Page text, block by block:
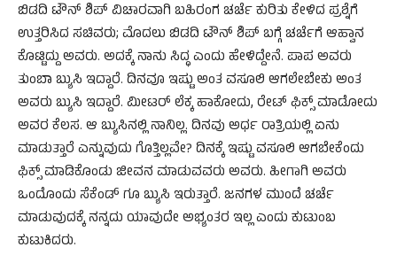
ಬಿಡದಿ ಟೌನ್ ಶಿಪ್ ವಿಚಾರವಾಗಿ ಬಹಿರಂಗ ಚರ್ಚೆ ಕುರಿತು ಕೇಳಿದ ಪ್ರಶ್ನೆಗೆ
ಉತ್ತರಿಸಿದ ಸಚಿವರು; ಮೊದಲು ಬಿಡದಿ ಟೌನ್ ಶಿಪ್ ಬಗ್ಗೆ ಚರ್ಚೆಗೆ ಆಹ್ವಾನ
ಕೊಟ್ಟಿದ್ದು‌ ಅವರು. ಅದಕ್ಕೆ ನಾನು ಸಿದ್ಧ ಎಂದು ಹೇಳಿದ್ದೇನೆ. ಪಾಪ ಅವರು
ತುಂಬಾ ಬ್ಯುಸಿ‌ ಇದ್ದಾರೆ. ದಿನವೂ ಇಷ್ಟು ಅಂತ ವಸೂಲಿ ಆಗಲೇಬೇಕು ಅಂತ
ಅವರು ಬ್ಯುಸಿ‌ ಇದ್ದಾರೆ. ಮೀಟರ್ ಲೆಕ್ಕ ಹಾಕೋದು, ರೇಟ್ ಫಿಕ್ಸ್ ಮಾಡೋದು
ಅವರ ಕೆಲಸ. ಆ‌‌ ಬ್ಯುಸಿನಲ್ಲಿ ನಾನಿಲ್ಲ. ದಿನವು ಅರ್ಧ ರಾತ್ರಿಯಲ್ಲಿ ಏನು
ಮಾಡುತ್ತಾರೆ ಎನ್ನುವುದು ಗೊತ್ತಿಲ್ಲವೇ? ದಿನಕ್ಕೆ ಇಷ್ಟು ವಸೂಲಿ ಆಗಬೇಕೆಂದು
ಫಿಕ್ಸ್ ಮಾಡಿಕೊಂಡು ಜೀವನ ಮಾಡುವವರು ಅವರು. ಹೀಗಾಗಿ ಅವರು
ಒಂದೊಂದು ಸೆಕೆಂಡ್ ಗೂ ಬ್ಯುಸಿ ಇರುತ್ತಾರೆ. ಜನಗಳ ಮುಂದೆ ಚರ್ಚೆ
ಮಾಡುವುದಕ್ಕೆ ನನ್ನದು ಯಾವುದೇ ಅಭ್ಯಂತರ ಇಲ್ಲ ಎಂದು ಕುಟುಂಬ
ಕುಟುಕಿದರು.